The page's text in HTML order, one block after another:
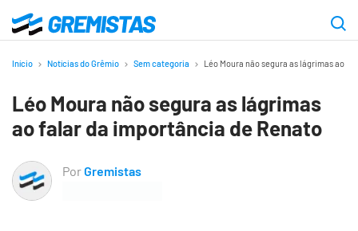
para
principal
Gremistas
Início Notícias do Grêmio Sem categoria Léo Moura não segura as lágrimas ao
Léo Moura não segura as lágrimas
ao falar da importância de Renato
PorGremistas